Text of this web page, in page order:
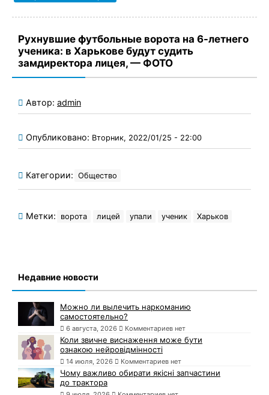
Рухнувшие футбольные ворота на 6-летнего
ученика: в Харькове будут судить
замдиректора лицея, — ФОТО
Автор: admin
Опубликовано: Вторник, 2022/01/25 - 22:00
Категории: Общество
Метки: ворота лицей упали ученик Харьков
Недавние новости
Можно ли вылечить наркоманию
самостоятельно?
6 августа, 2026 Комментариев нет
Коли звичне виснаження може бути
ознакою нейровідмінності
14 июля, 2026 Комментариев нет
Чому важливо обирати якісні запчастини
до трактора